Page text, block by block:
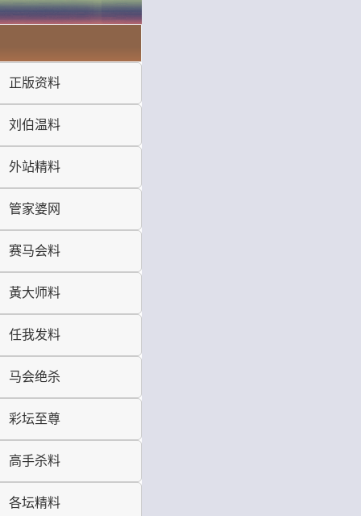
正版资料
刘伯温料
外站精料
管家婆网
赛马会料
黃大师料
任我发料
马会绝杀
彩坛至尊
高手杀料
各坛精料